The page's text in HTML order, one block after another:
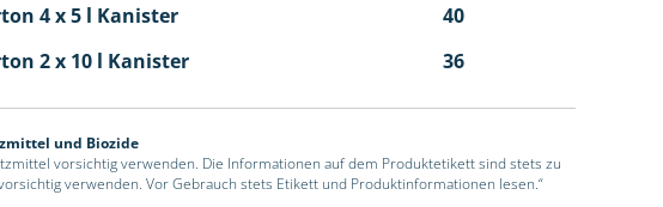
4 x 5 l Kanister
40
2 x 10 l Kanister 36
und Biozide
vorsichtig verwenden. Die Informationen auf dem Produktetikett sind stets zu
verwenden. Vor Gebrauch stets Etikett und Produktinformationen lesen.“